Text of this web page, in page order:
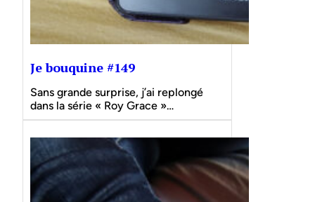
Je bouquine #149
Sans grande surprise, j’ai replongé
dans la série « Roy Grace »…